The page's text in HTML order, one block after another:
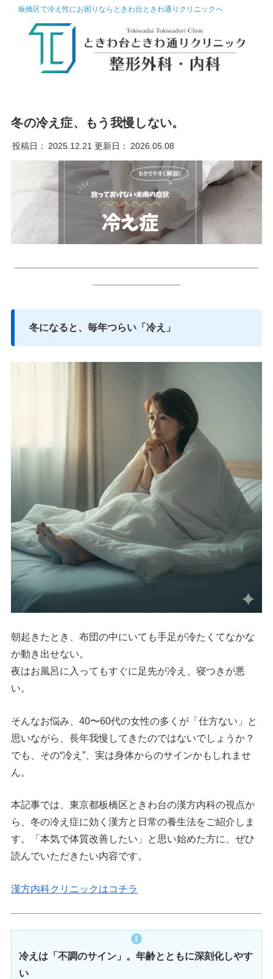
板橋区で冷え性にお困りならときわ台ときわ通りクリニックへ
冬の冷え症、もう我慢しない。
更新日： 2026.05.08
投稿日： 2025.12.21
━━━━━━━━━━━━━━━━━━━━━━━━━
━━━━━━━━━
冬になると、毎年つらい「冷え」
朝起きたとき、布団の中にいても手足が冷たくてなかな
か動き出せない。
夜はお風呂に入ってもすぐに足先が冷え、寝つきが悪
い。
そんなお悩み、40〜60代の女性の多くが「仕方ない」と
思いながら、長年我慢してきたのではないでしょうか？
でも、その“冷え”、実は身体からのサインかもしれませ
ん。
本記事では、東京都板橋区ときわ台の漢方内科の視点か
ら、冬の冷え症に効く漢方と日常の養生法をご紹介しま
す。「本気で体質改善したい」と思い始めた方に、ぜひ
読んでいただきたい内容です。
漢方内科クリニックはコチラ
冷えは「不調のサイン」。年齢とともに深刻化しやす
い